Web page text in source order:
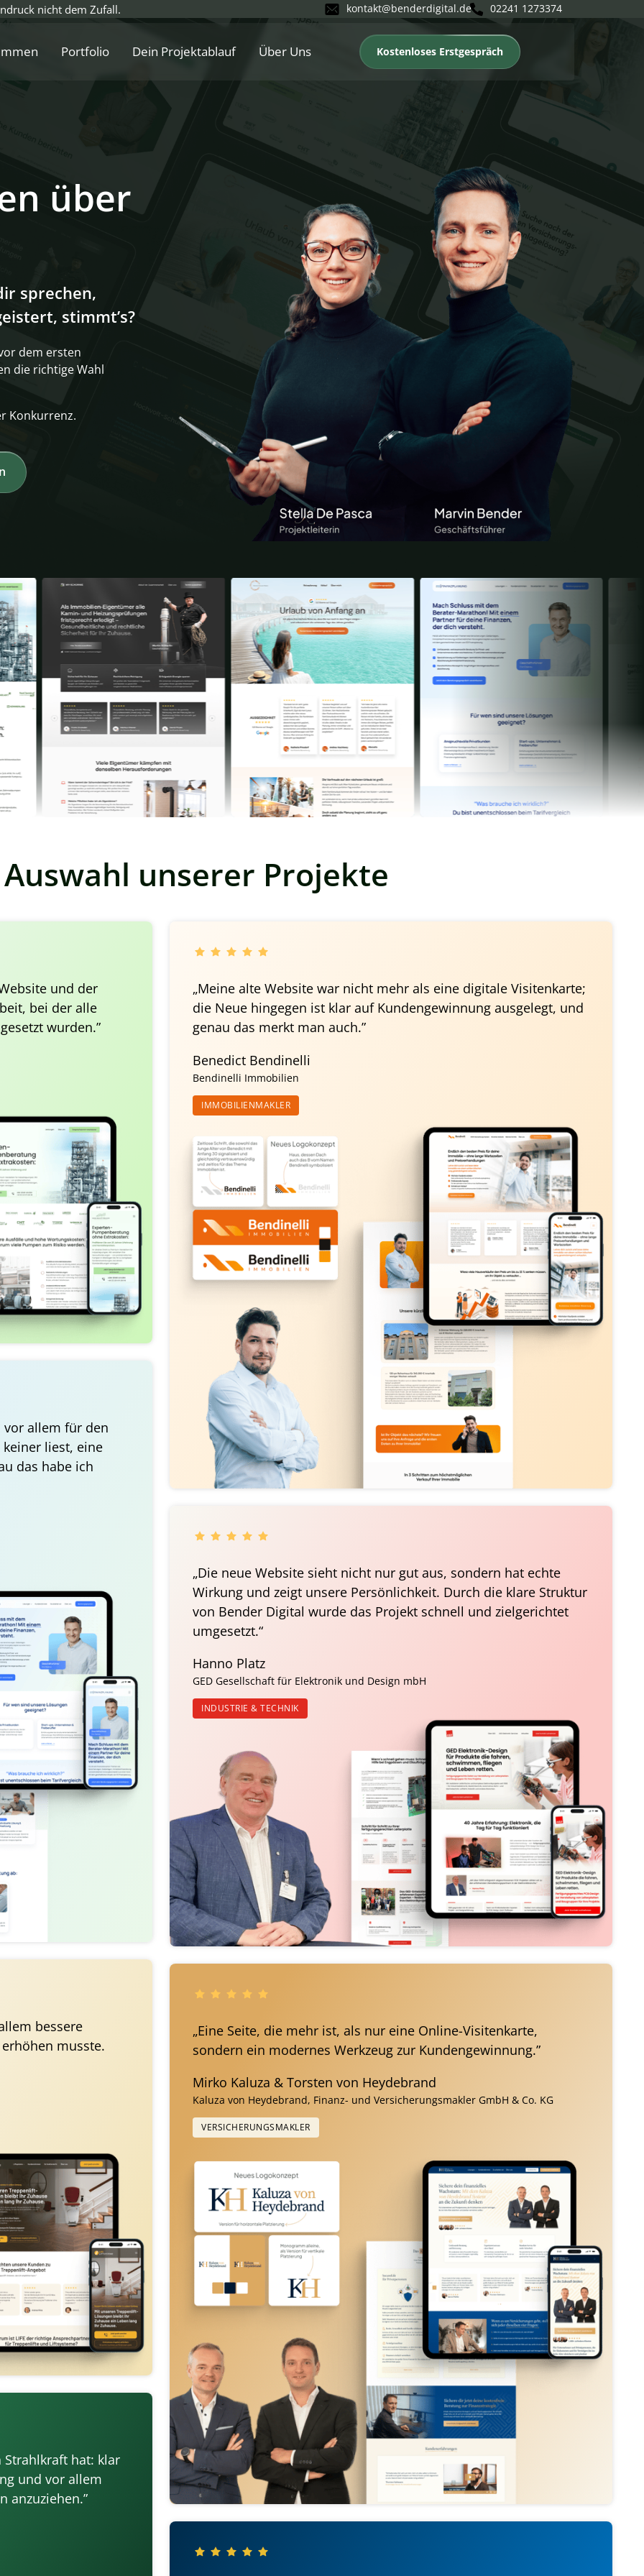
nicht dem Zufall. kontakt@benderdigital.de 02241 1273374
Portfolio Dein Projektablauf Über Uns Kostenloses Erstgespräch
über
sprechen,
stimmt’s?
dem ersten
die richtige Wahl
Konkurrenz.
Auswahl unserer Projekte
und der
bei der alle
wurden.”
vor allem für den
liest, eine
das habe ich
bessere
musste.
Strahlkraft hat: klar
und vor allem
anzuziehen.”
„Meine alte Website war nicht mehr als eine digitale Visitenkarte;
die Neue hingegen ist klar auf Kundengewinnung ausgelegt, und
genau das merkt man auch.”
Benedict Bendinelli
Bendinelli Immobilien
IMMOBILIENMAKLER
„Die neue Website sieht nicht nur gut aus, sondern hat echte
Wirkung und zeigt unsere Persönlichkeit. Durch die klare Struktur
von Bender Digital wurde das Projekt schnell und zielgerichtet
umgesetzt.“
Hanno Platz
GED Gesellschaft für Elektronik und Design mbH
INDUSTRIE & TECHNIK
„Eine Seite, die mehr ist, als nur eine Online-Visitenkarte,
sondern ein modernes Werkzeug zur Kundengewinnung.”
Mirko Kaluza & Torsten von Heydebrand
Kaluza von Heydebrand, Finanz- und Versicherungsmakler GmbH & Co. KG
VERSICHERUNGSMAKLER